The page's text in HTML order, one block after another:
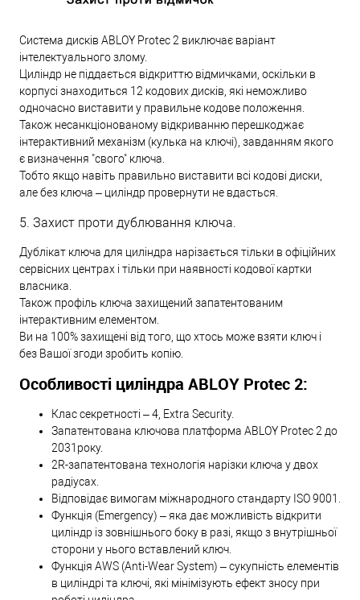
Система дисків ABLOY Protec 2 виключає варіант
інтелектуального злому.
Циліндр не піддається відкриттю відмичками, оскільки в
корпусі знаходиться 12 кодових дисків, які неможливо
одночасно виставити у правильне кодове положення.
Також несанкціонованому відкриванню перешкоджає
інтерактивний механізм (кулька на ключі), завданням якого
є визначення "свого" ключа.
Тобто якщо навіть правильно виставити всі кодові диски,
але без ключа – циліндр провернути не вдасться.
5. Захист проти дублювання ключа.
Дублікат ключа для циліндра нарізається тільки в офіційних
сервісних центрах і тільки при наявності кодової картки
власника.
Також профіль ключа захищений запатентованим
інтерактивним елементом.
Ви на 100% захищені від того, що хтось може взяти ключ і
без Вашої згоди зробить копію.
Особливості циліндра ABLOY Protec 2:
Клас секретності – 4, Extra Security.
Запатентована ключова платформа ABLOY Protec 2 до
2031року.
2R-запатентована технологія нарізки ключа у двох
радіусах.
Відповідає вимогам міжнародного стандарту ISO 9001.
Функція (Emergency) – яка дає можливість відкрити
циліндр із зовнішнього боку в разі, якщо з внутрішньої
сторони у нього вставлений ключ.
Функція AWS (Anti-Wear System) – сукупність елементів
в циліндрі та ключі, які мінімізують ефект зносу при